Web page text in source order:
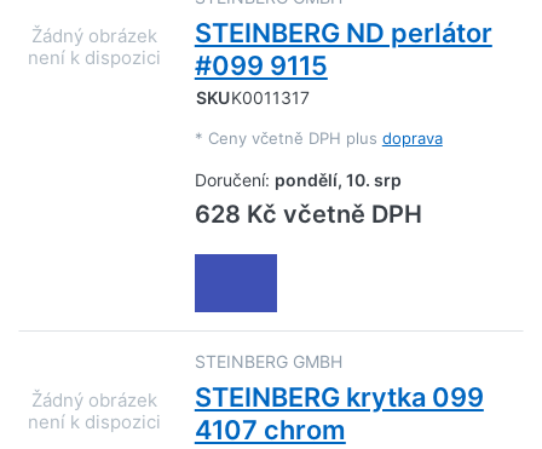
STEINBERG ND perlátor
#099 9115
SKUK0011317
* Ceny včetně DPH plus doprava
Doručení: pondělí, 10. srp
628 Kč včetně DPH
STEINBERG GMBH
STEINBERG krytka 099
4107 chrom